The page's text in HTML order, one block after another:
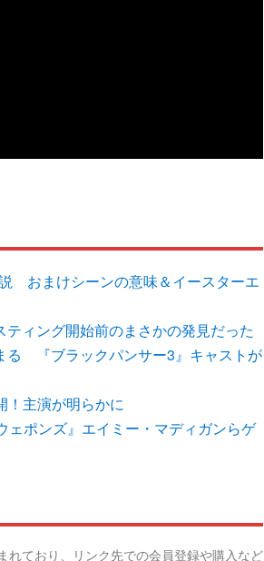
おまけシーンの意味＆イースターエ
ィング開始前のまさかの発見だった
る 『ブラックパンサー3』キャストが
！主演が明らかに
ェポンズ』エイミー・マディガンらゲ
ており、リンク先での会員登録や購入など